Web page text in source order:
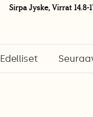
Sirpa Jyske, Virrat 14.8-
Edelliset